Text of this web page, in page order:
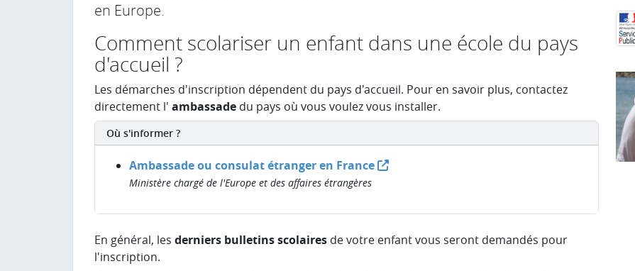
en Europe.
Comment scolariser un enfant dans une école du pays
d'accueil ?
Les démarches d'inscription dépendent du pays d'accueil. Pour en savoir plus, contactez
directement l' ambassade du pays où vous voulez vous installer.
Où s'informer ?
Ambassade ou consulat étranger en France
Ministère chargé de l'Europe et des affaires étrangères
En général, les derniers bulletins scolaires de votre enfant vous seront demandés pour
l'inscription.